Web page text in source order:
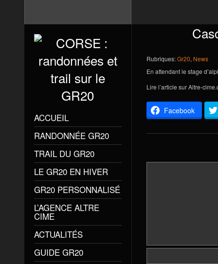
Rubriques:Gr20, News
En attendant le stage
Lire l’article surAltre-
Facebook
ACCUEIL
RANDONNÉE GR20
TRAIL DU GR20
LE GR20 EN HIVER
GR20 PERSONNALISÉ
L’AGENCE ALTRE
CIME
ACTUALITÉS
GUIDE GR20